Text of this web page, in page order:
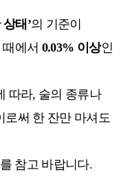
상태’의 기준이
에서 0.03% 이상인
따라, 술의 종류나
로써 한 잔만 마셔도
참고 바랍니다.